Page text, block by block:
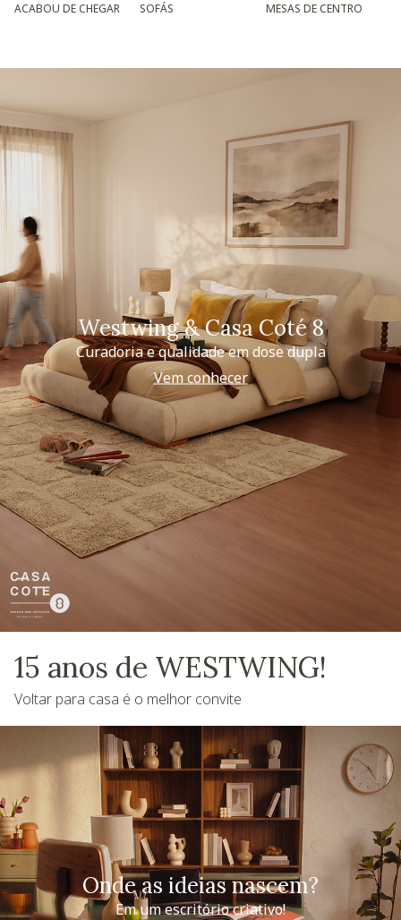
ACABOU DE CHEGAR SOFÁS MESAS DE CENTRO
Westwing & Casa Coté 8
Curadoria e qualidade em dose dupla
Vem conhecer
15 anos de WESTWING!
Voltar para casa é o melhor convite
Onde as ideias nascem?
Em um escritório criativo!